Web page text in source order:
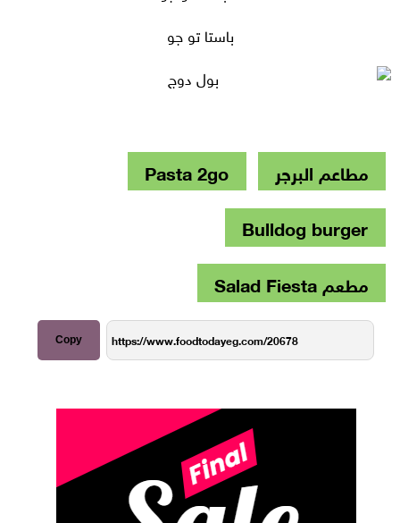
باستا تو جو
مطاعم البرجر
Pasta 2go
Bulldog burger
مطعم Salad Fiesta
Copy